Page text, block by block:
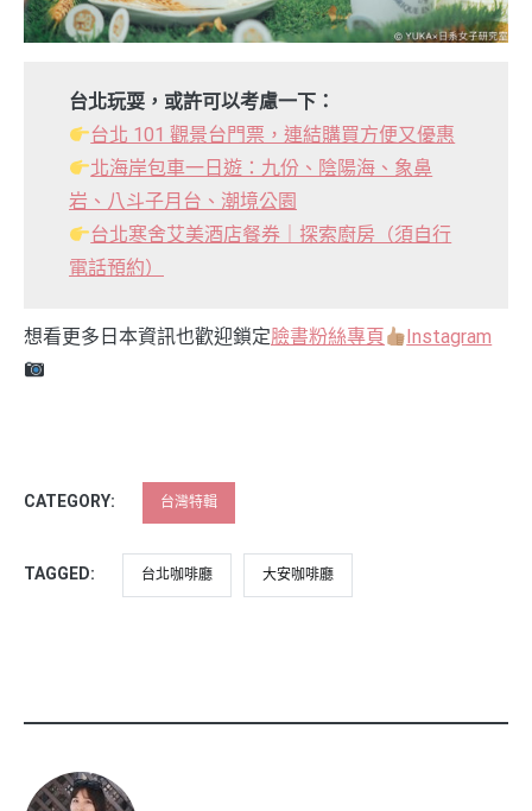
台北玩耍，或許可以考慮一下：
台北 101 觀景台門票，連結購買方便又優惠
北海岸包車一日遊：九份、陰陽海、象鼻
岩、八斗子月台、潮境公園
台北寒舍艾美酒店餐券｜探索廚房（須自行
電話預約）
想看更多日本資訊也歡迎鎖定臉書粉絲專頁 Instagram
CATEGORY: 台灣特輯
TAGGED: 台北咖啡廳 大安咖啡廳